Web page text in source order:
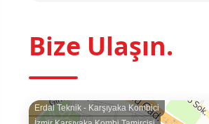
Bize Ulaşın.
Erdal Teknik - Karşıyaka Kombici